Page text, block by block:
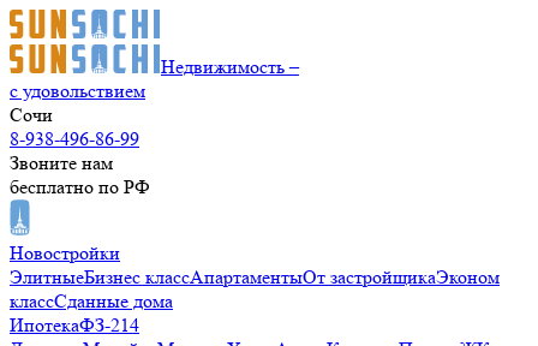
Недвижимость –
с удовольствием
Сочи
8-938-496-86-99
Звоните нам
бесплатно по РФ
Новостройки
ЭлитныеБизнес классАпартаментыОт застройщикаЭконом
классСданные дома
ИпотекаФЗ-214